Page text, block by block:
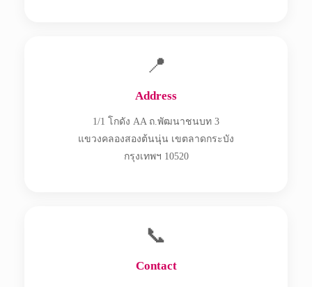
📍
Address
1/1 โกดัง AA ถ.พัฒนาชนบท 3
แขวงคลองสองต้นนุ่น เขตลาดกระบัง
กรุงเทพฯ 10520
📞
Contact